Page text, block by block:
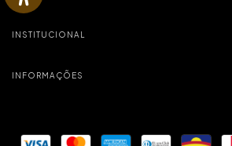
INSTITUCIONAL
INFORMAÇÕES